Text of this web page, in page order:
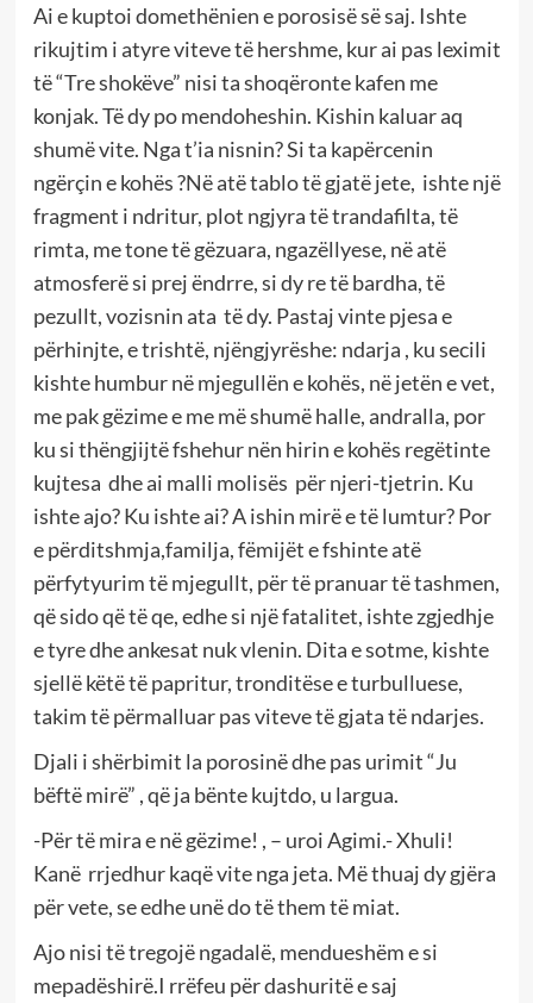
Ai e kuptoi domethënien e porosisë së saj. Ishte
rikujtim i atyre viteve të hershme, kur ai pas leximit
të “Tre shokëve” nisi ta shoqëronte kafen me
konjak. Të dy po mendoheshin. Kishin kaluar aq
shumë vite. Nga t’ia nisnin? Si ta kapërcenin
ngërçin e kohës ?Në atë tablo të gjatë jete, ishte një
fragment i ndritur, plot ngjyra të trandafilta, të
rimta, me tone të gëzuara, ngazëllyese, në atë
atmosferë si prej ëndrre, si dy re të bardha, të
pezullt, vozisnin ata të dy. Pastaj vinte pjesa e
përhinjte, e trishtë, njëngjyrëshe: ndarja , ku secili
kishte humbur në mjegullën e kohës, në jetën e vet,
me pak gëzime e me më shumë halle, andralla, por
ku si thëngjijtë fshehur nën hirin e kohës regëtinte
kujtesa dhe ai malli molisës për njeri-tjetrin. Ku
ishte ajo? Ku ishte ai? A ishin mirë e të lumtur? Por
e përditshmja,familja, fëmijët e fshinte atë
përfytyurim të mjegullt, për të pranuar të tashmen,
që sido që të qe, edhe si një fatalitet, ishte zgjedhje
e tyre dhe ankesat nuk vlenin. Dita e sotme, kishte
sjellë këtë të papritur, tronditëse e turbulluese,
takim të përmalluar pas viteve të gjata të ndarjes.
Djali i shërbimit la porosinë dhe pas urimit “Ju
bëftë mirë” , që ja bënte kujtdo, u largua.
-Për të mira e në gëzime! , – uroi Agimi.- Xhuli!
Kanë rrjedhur kaqë vite nga jeta. Më thuaj dy gjëra
për vete, se edhe unë do të them të miat.
Ajo nisi të tregojë ngadalë, mendueshëm e si
mepadëshirë.I rrëfeu për dashuritë e saj